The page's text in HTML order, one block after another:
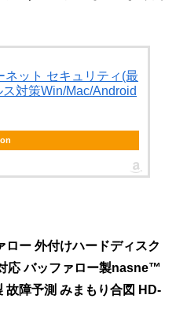
ット セキュリティ(最
対策Win/Mac/Android
ー 外付けハードディスク
応 バッファロー製nasne™
故障予測 みまもり合図 HD-